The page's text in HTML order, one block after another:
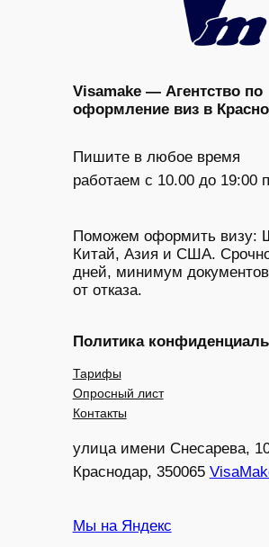
Visamake — Агентство по
оформление виз в
Пишите в любое время
работаем с 10.00 до 19:00
Поможем оформить визу:
Китай, Азия и США.
дней, минимум
от отказа.
Политика
Тарифы
Опросный лист
Контакты
улица имени Снесарева,
Краснодар, 350065
Мы на Яндекс